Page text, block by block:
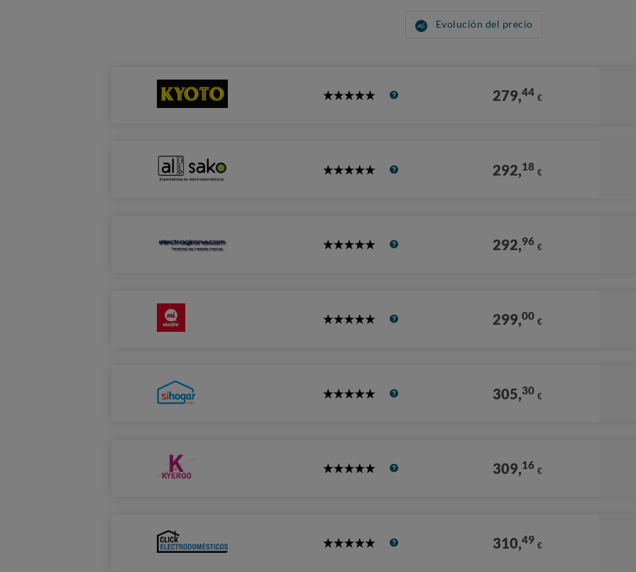
Evolución del precio
5
279,44 €
5
292,18 €
5
292,96 €
5
299,00 €
5
305,30 €
5
309,16 €
5
310,49 €